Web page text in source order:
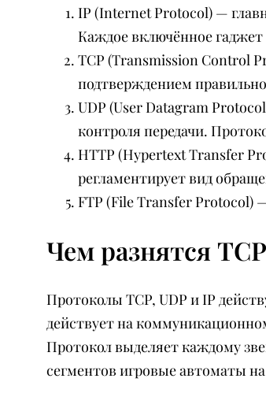
IP (Internet Protocol) —
Каждое включённое
TCP (Transmission Control
подтверждением
UDP (User Datagram
контроля передачи.
HTTP (Hypertext Transfer
регламентирует вид
FTP (File Transfer Protocol)
Чем разнятся
Протоколы TCP, UDP и IP
действует на
Протокол выделяет каждому
сегментов игровые автоматы